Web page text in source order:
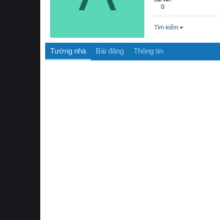
0
Tìm kiếm
Tường nhà Bài đăng Thông tin